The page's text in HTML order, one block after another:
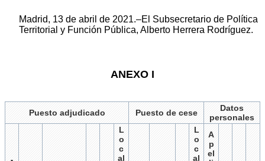
Madrid, 13 de abril de 2021.–El Subsecretario de Política
Territorial y Función Pública, Alberto Herrera Rodríguez.
ANEXO I
Puesto adjudicado Puesto de cese
Datos
personales
L
o
c
al
L
o
c
al
A
p
el